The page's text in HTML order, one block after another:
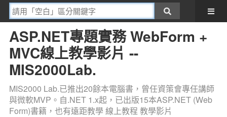
ASP.NET專題實務 WebForm +
MVC線上教學影片 --
MIS2000Lab.
MIS2000 Lab.已推出20餘本電腦書，曾任資策會專任講師
與微軟MVP。自.NET 1.x起，已出版15本ASP.NET (Web
Form)書籍，也有遠距教學 線上教程 教學影片